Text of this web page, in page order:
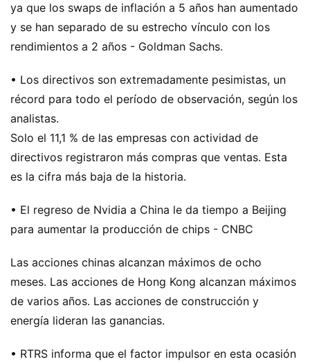
ya que los swaps de inflación a 5 años han aumentado
y se han separado de su estrecho vínculo con los
rendimientos a 2 años - Goldman Sachs.
• Los directivos son extremadamente pesimistas, un
récord para todo el período de observación, según los
analistas.
Solo el 11,1 % de las empresas con actividad de
directivos registraron más compras que ventas. Esta
es la cifra más baja de la historia.
• El regreso de Nvidia a China le da tiempo a Beijing
para aumentar la producción de chips - CNBC
Las acciones chinas alcanzan máximos de ocho
meses. Las acciones de Hong Kong alcanzan máximos
de varios años. Las acciones de construcción y
energía lideran las ganancias.
• RTRS informa que el factor impulsor en esta ocasión